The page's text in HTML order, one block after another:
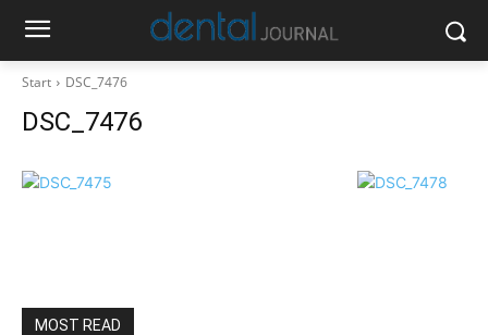
Start DSC_7476
DSC_7476
MOST READ